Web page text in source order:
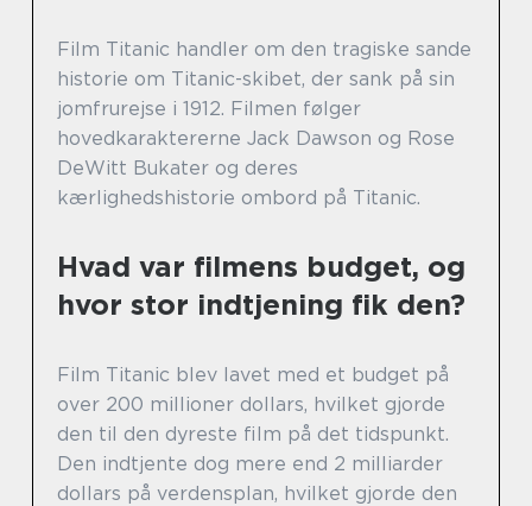
Film Titanic handler om den tragiske sande
historie om Titanic-skibet, der sank på sin
jomfrurejse i 1912. Filmen følger
hovedkaraktererne Jack Dawson og Rose
DeWitt Bukater og deres
kærlighedshistorie ombord på Titanic.
Hvad var filmens budget, og
hvor stor indtjening fik den?
Film Titanic blev lavet med et budget på
over 200 millioner dollars, hvilket gjorde
den til den dyreste film på det tidspunkt.
Den indtjente dog mere end 2 milliarder
dollars på verdensplan, hvilket gjorde den